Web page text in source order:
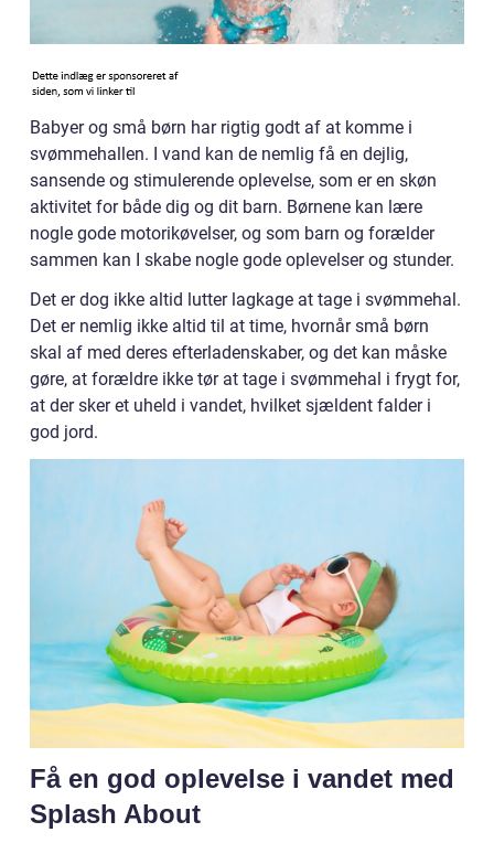
Babyer og små børn har rigtig godt af at komme i
svømmehallen. I vand kan de nemlig få en dejlig,
sansende og stimulerende oplevelse, som er en skøn
aktivitet for både dig og dit barn. Børnene kan lære
nogle gode motorikøvelser, og som barn og forælder
sammen kan I skabe nogle gode oplevelser og stunder.
Det er dog ikke altid lutter lagkage at tage i svømmehal.
Det er nemlig ikke altid til at time, hvornår små børn
skal af med deres efterladenskaber, og det kan måske
gøre, at forældre ikke tør at tage i svømmehal i frygt for,
at der sker et uheld i vandet, hvilket sjældent falder i
god jord.
Få en god oplevelse i vandet med
Splash About